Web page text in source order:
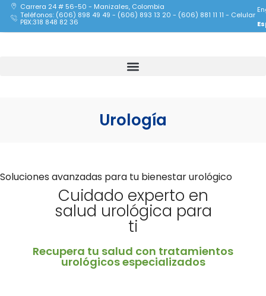
Carrera 24 # 56-50 - Manizales, Colombia
Teléfonos: (606) 898 49 49 - (606) 893 13 20 - (606) 881 11 11 - Celular
PBX:318 848 82 36
Urología
Soluciones avanzadas para tu bienestar urológico
Cuidado experto en
salud urológica para
ti
Recupera tu salud con tratamientos
urológicos especializados